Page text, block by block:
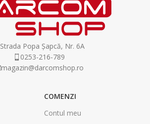
Strada Popa Șapcă, Nr. 6A
0253-216-789
magazin@darcomshop.ro
COMENZI
Contul meu